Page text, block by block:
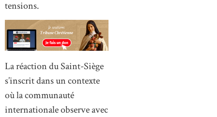
tensions.
La réaction du Saint-Siège
s’inscrit dans un contexte
où la communauté
internationale observe avec